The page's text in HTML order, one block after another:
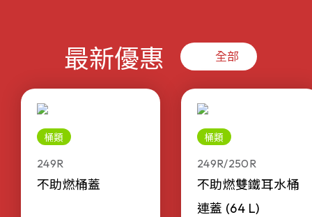
最新優惠 全部
桶類
249R
不助燃桶蓋
桶類
249R/250R
不助燃雙鐵耳水桶
連蓋 (64 L)